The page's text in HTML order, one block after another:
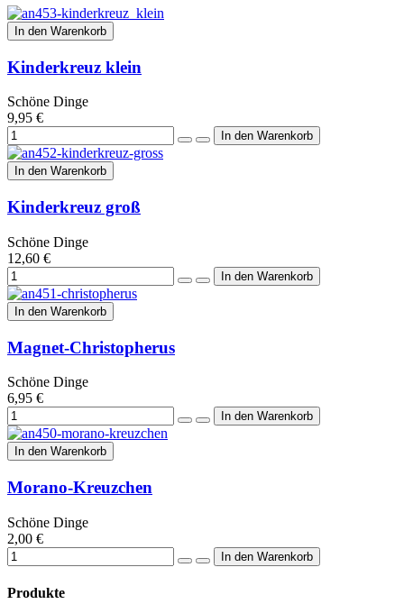
In den Warenkorb
Kinderkreuz klein
Schöne Dinge
9,95 €
In den Warenkorb
Kinderkreuz groß
Schöne Dinge
12,60 €
In den Warenkorb
Magnet-Christopherus
Schöne Dinge
6,95 €
In den Warenkorb
Morano-Kreuzchen
Schöne Dinge
2,00 €
Produkte